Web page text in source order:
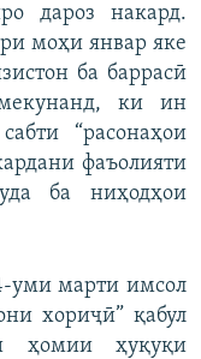
дароз накард.
моҳи январ яке
ба баррасӣ
ки ин
“расонаҳои
фаъолияти
ба ниҳодҳои
уми марти имсол
хориҷӣ” қабул
ҳомии ҳуқуқи